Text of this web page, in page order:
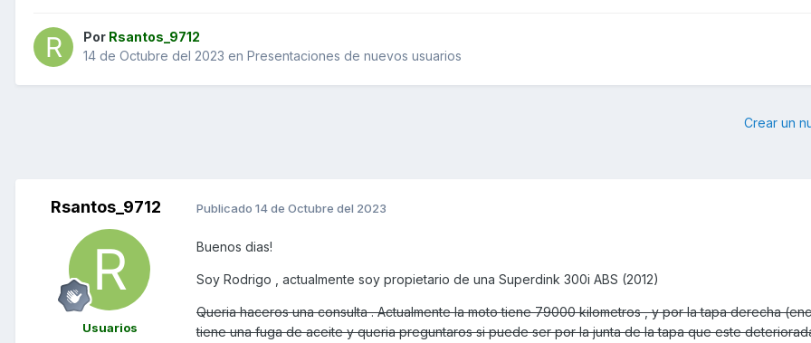
Por Rsantos_9712
14 de Octubre del 2023 en Presentaciones de nuevos usuarios
Crear un
Rsantos_9712
Usuarios
Publicado 14 de Octubre del 2023
Buenos dias!
Soy Rodrigo , actualmente soy propietario de una Superdink 300i ABS (2012)
Queria haceros una consulta . Actualmente la moto tiene 79000 kilometros , y por la tapa derecha
tiene una fuga de aceite y queria preguntaros si puede ser por la junta de la tapa que este